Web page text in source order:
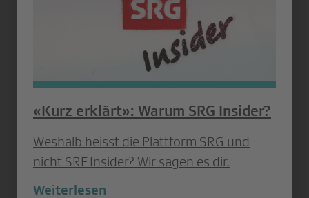
«Kurz erklärt»: Warum SRG Insider?
Weshalb heisst die Plattform SRG und
nicht SRF Insider? Wir sagen es dir.
Weiterlesen